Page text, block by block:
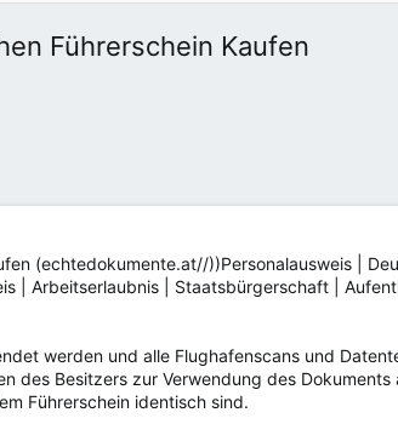
Führerschein Kaufen
(echtedokumente.at//))Personalausweis |
| Arbeitserlaubnis | Staatsbürgerschaft |
werden und alle Flughafenscans und
des Besitzers zur Verwendung des Dokuments
Führerschein identisch sind.